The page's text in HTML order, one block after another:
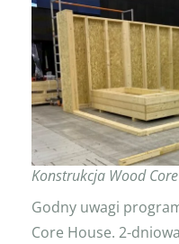
Konstrukcja Wood
Godny uwagi
Core House. 2-